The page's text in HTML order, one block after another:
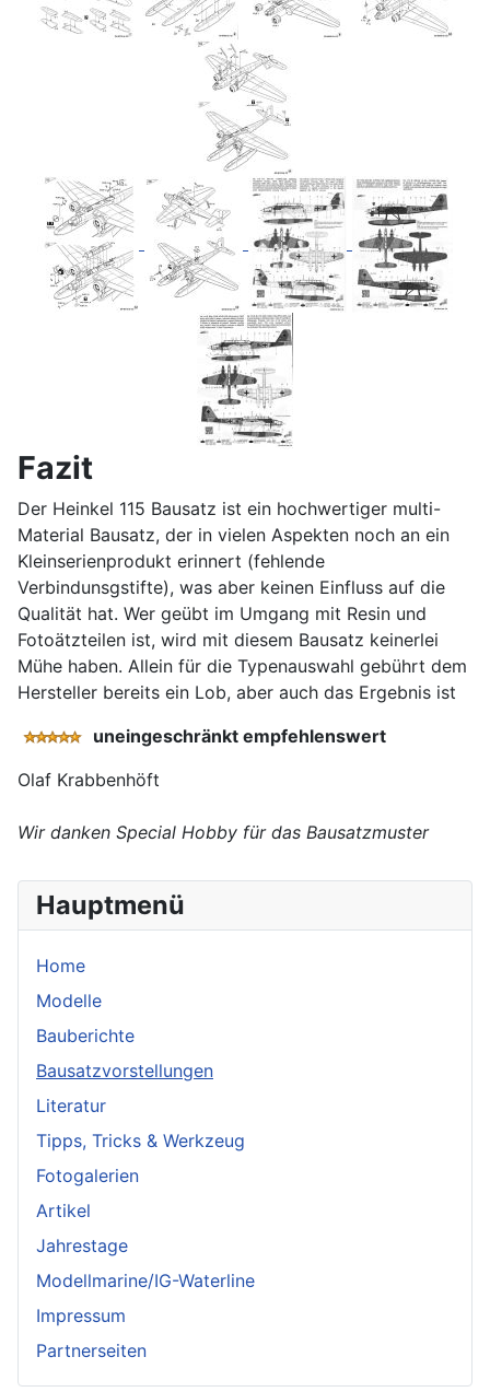
Hauptmenü
Home
Modelle
Bauberichte
Bausatzvorstellungen
Literatur
Tipps, Tricks & Werkzeug
Fotogalerien
Artikel
Jahrestage
Modellmarine/IG-Waterline
Impressum
Partnerseiten
Fazit
Der Heinkel 115 Bausatz ist ein hochwertiger multi-
Material Bausatz, der in vielen Aspekten noch an ein
Kleinserienprodukt erinnert (fehlende
Verbindunsgstifte), was aber keinen Einfluss auf die
Qualität hat. Wer geübt im Umgang mit Resin und
Fotoätzteilen ist, wird mit diesem Bausatz keinerlei
Mühe haben. Allein für die Typenauswahl gebührt dem
Hersteller bereits ein Lob, aber auch das Ergebnis ist
uneingeschränkt empfehlenswert
Olaf Krabbenhöft
Wir danken Special Hobby für das Bausatzmuster